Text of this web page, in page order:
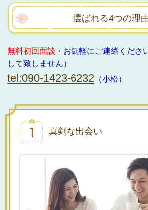
選ばれる4つの理
無料初回面談 ・お気軽にご連絡くださ
して致しません）
tel:090-1423-6232 （小松）
真剣な出会い